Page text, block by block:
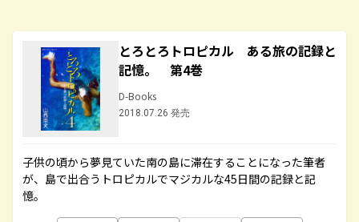
とろとろトロピカル ある旅の記録と
記憶。 第4巻
D-Books
2018.07.26 発売
子供の頃から夢見ていた南の島に滞在することになった筆者
が、島で出合うトロピカルでマジカルな45日間の記録と記
憶。